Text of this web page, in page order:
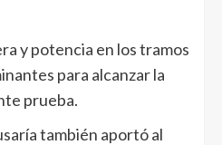
y potencia en los tramos
para alcanzar la
prueba.
también aportó al